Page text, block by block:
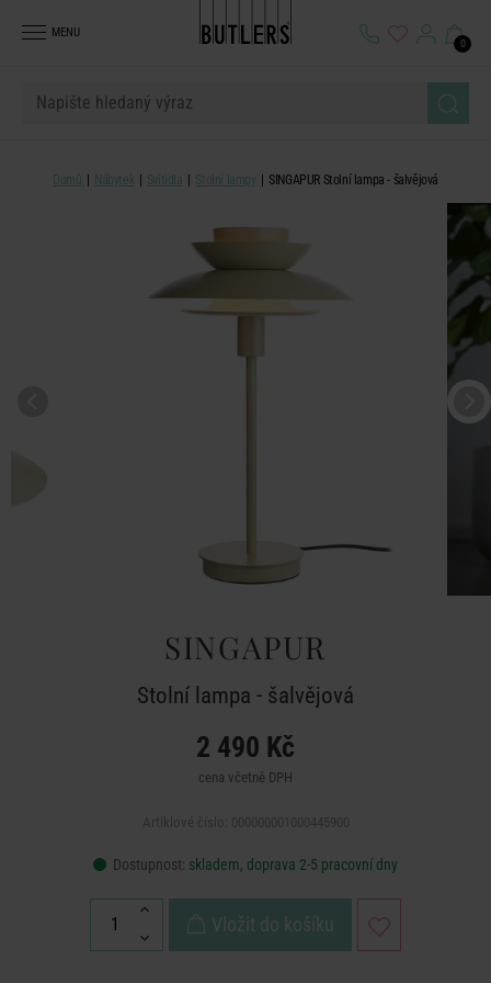
MENU
0
Domů Nábytek Svítidla Stolní lampy SINGAPUR Stolní lampa - šalvějová
SINGAPUR
Stolní lampa - šalvějová
2 490 Kč
cena včetně DPH
Dostupnost: skladem, doprava 2-5 pracovní dny
Vložit do košíku